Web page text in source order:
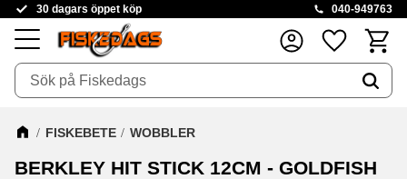
Meny
30 dagars öppet köp 040-949763
Favoriter
FISKEBETE WOBBLER
BERKLEY HIT STICK 12CM - GOLDFISH